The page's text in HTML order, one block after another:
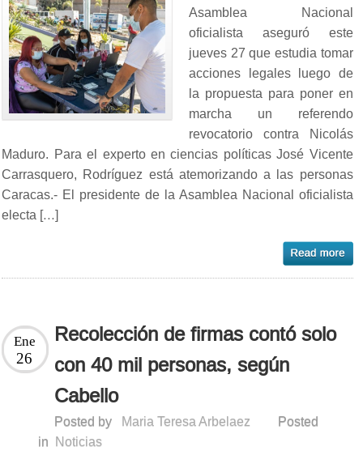
Asamblea Nacional
oficialista aseguró este
jueves 27 que estudia tomar
acciones legales luego de
la propuesta para poner en
marcha un referendo
revocatorio contra Nicolás
Maduro. Para el experto en ciencias políticas José Vicente
Carrasquero, Rodríguez está atemorizando a las personas
Caracas.- El presidente de la Asamblea Nacional oficialista
electa […]
Recolección de firmas contó solo
con 40 mil personas, según
Cabello
Ene
26
Posted by Maria Teresa Arbelaez
Posted
in
Noticias